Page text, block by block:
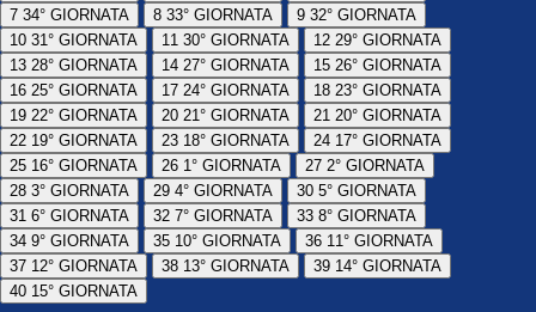
7 34° GIORNATA 8 33° GIORNATA 9 32° GIORNATA
10 31° GIORNATA 11 30° GIORNATA 12 29° GIORNATA
13 28° GIORNATA 14 27° GIORNATA 15 26° GIORNATA
16 25° GIORNATA 17 24° GIORNATA 18 23° GIORNATA
19 22° GIORNATA 20 21° GIORNATA 21 20° GIORNATA
22 19° GIORNATA 23 18° GIORNATA 24 17° GIORNATA
25 16° GIORNATA 26 1° GIORNATA 27 2° GIORNATA
28 3° GIORNATA 29 4° GIORNATA 30 5° GIORNATA
31 6° GIORNATA 32 7° GIORNATA 33 8° GIORNATA
34 9° GIORNATA 35 10° GIORNATA 36 11° GIORNATA
37 12° GIORNATA 38 13° GIORNATA 39 14° GIORNATA
40 15° GIORNATA